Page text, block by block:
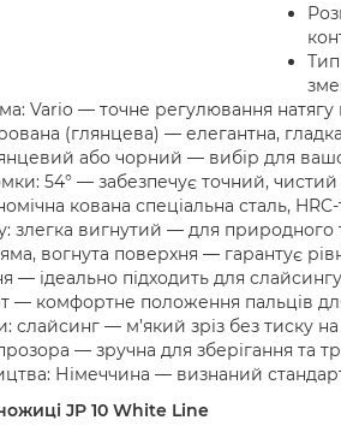
Vario — точне регулювання натягу
(глянцева) — елегантна,
або чорний — вибір для
54° — забезпечує точний,
кована спеціальна сталь,
злегка вигнутий — для
вогнута поверхня — гарантує
— ідеально підходить для
— комфортне положення пальців
слайсинг — м’який зріз без тиску
— зручна для зберігання та
Німеччина — визнаний стандарт
JP 10 White Line